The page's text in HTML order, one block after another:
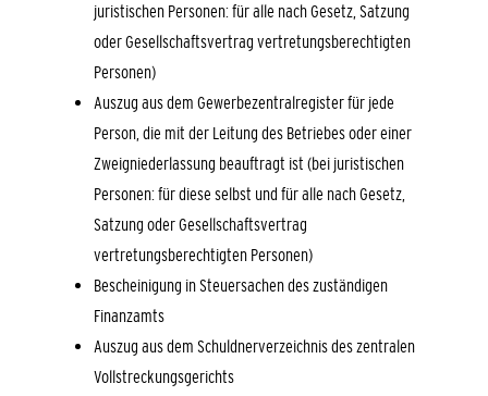
juristischen Personen: für alle nach Gesetz, Satzung
oder Gesellschaftsvertrag vertretungsberechtigten
Personen)
Auszug aus dem Gewerbezentralregister für jede
Person, die mit der Leitung des Betriebes oder einer
Zweigniederlassung beauftragt ist (bei juristischen
Personen: für diese selbst und für alle nach Gesetz,
Satzung oder Gesellschaftsvertrag
vertretungsberechtigten Personen)
Bescheinigung in Steuersachen des zuständigen
Finanzamts
Auszug aus dem Schuldnerverzeichnis des zentralen
Vollstreckungsgerichts